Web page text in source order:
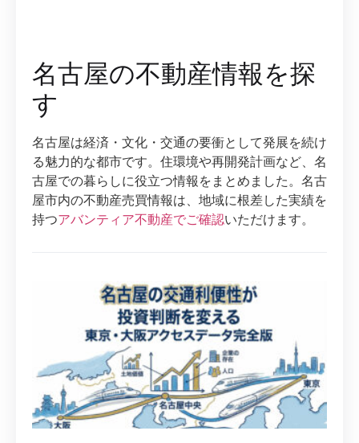
名古屋の不動産情報を探
す
名古屋は経済・文化・交通の要衝として発展を続け
る魅力的な都市です。住環境や再開発計画など、名
古屋での暮らしに役立つ情報をまとめました。名古
屋市内の不動産売買情報は、地域に根差した実績を
持つアバンティア不動産でご確認いただけます。